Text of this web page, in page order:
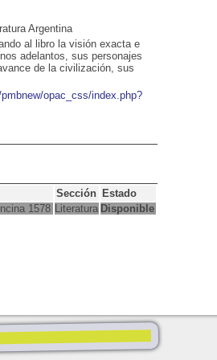
Argentina
al libro la visión exacta e
adelantos, sus personajes
de la civilización, sus
opac_css/index.php?
Sección Estado
1578 Literatura Disponible